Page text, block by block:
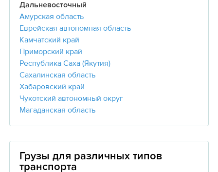
Дальневосточный
Амурская область
Еврейская автономная область
Камчатский край
Приморский край
Республика Саха (Якутия)
Сахалинская область
Хабаровский край
Чукотский автономный округ
Магаданская область
Грузы для различных типов
транспорта